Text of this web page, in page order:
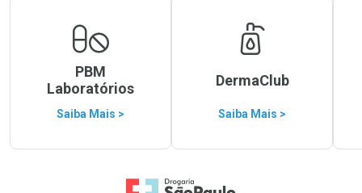
PBM
Laboratórios
Saiba Mais >
DermaClub
Saiba Mais >
Ir para a Home